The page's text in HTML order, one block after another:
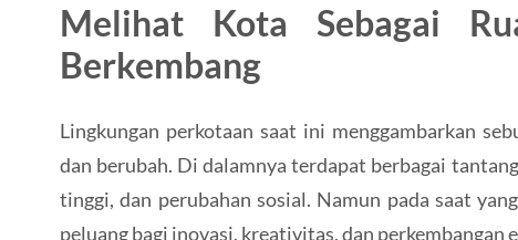
Melihat Kota Sebagai
Berkembang
Lingkungan perkotaan saat ini menggambarkan
dan berubah. Di dalamnya terdapat berbagai
tinggi, dan perubahan sosial. Namun pada saat
peluang bagi inovasi, kreativitas, dan perkembangan